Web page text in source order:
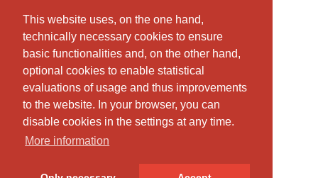
This website uses, on the one hand,
technically necessary cookies to ensure
basic functionalities and, on the other hand,
optional cookies to enable statistical
evaluations of usage and thus improvements
to the website. In your browser, you can
disable cookies in the settings at any time.
More information
This website uses, on the one hand,
technically necessary cookies to ensure
basic functionalities and, on the other hand,
optional cookies to enable statistical
evaluations of usage and thus improvements
to the website. In your browser, you can
disable cookies in the settings at any time.
More information
- Pilates für Schwangere
- Rückbildung mit Pilates
- Personal Training
- Physiotherapie
Registrationen von physiopilates:
ZSR-Nummer (EMR): N830562
ZSR-Nummer (Physiotherapie): M379002
Emfit-Nummer: 202460